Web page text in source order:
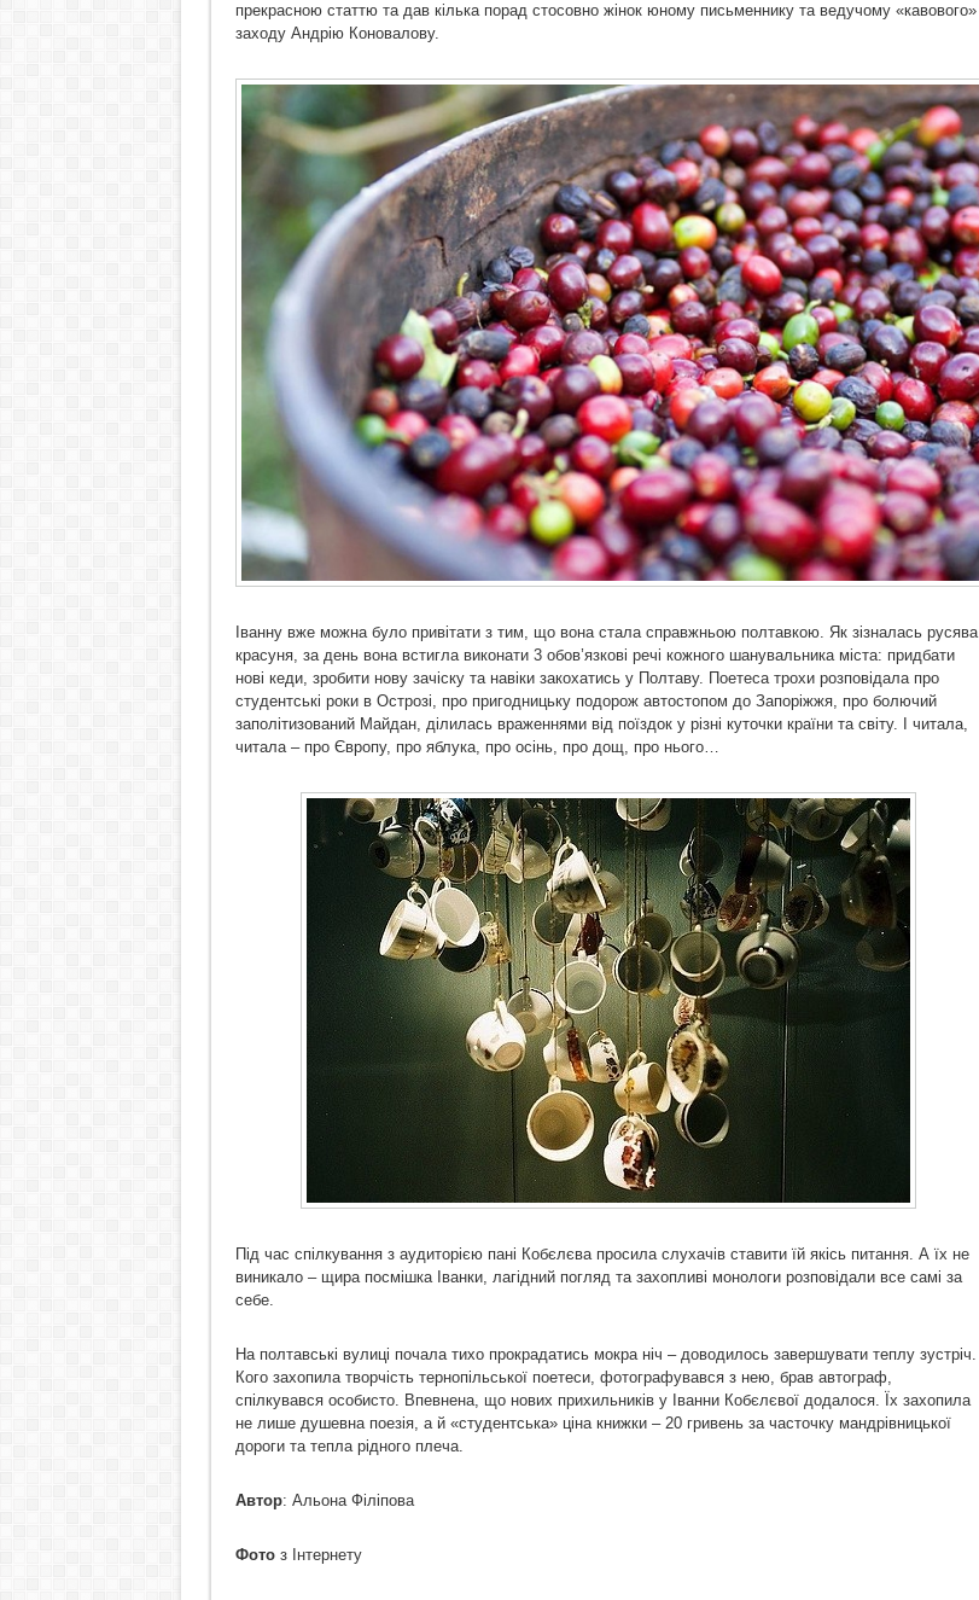
прекрасною статтю та дав кілька порад стосовно жінок юному письменнику та ведучому «кавового»
заходу Андрію Коновалову.
Іванну вже можна було привітати з тим, що вона стала справжньою полтавкою. Як зізналась русява
красуня, за день вона встигла виконати 3 обов’язкові речі кожного шанувальника міста: придбати
нові кеди, зробити нову зачіску та навіки закохатись у Полтаву. Поетеса трохи розповідала про
студентські роки в Острозі, про пригодницьку подорож автостопом до Запоріжжя, про болючий
заполітизований Майдан, ділилась враженнями від поїздок у різні куточки країни та світу. І читала,
читала – про Європу, про яблука, про осінь, про дощ, про нього…
Під час спілкування з аудиторією пані Кобєлєва просила слухачів ставити їй якісь питання. А їх не
виникало – щира посмішка Іванки, лагідний погляд та захопливі монологи розповідали все самі за
себе.
На полтавські вулиці почала тихо прокрадатись мокра ніч – доводилось завершувати теплу зустріч.
Кого захопила творчість тернопільської поетеси, фотографувався з нею, брав автограф,
спілкувався особисто. Впевнена, що нових прихильників у Іванни Кобєлєвої додалося. Їх захопила
не лише душевна поезія, а й «студентська» ціна книжки – 20 гривень за часточку мандрівницької
дороги та тепла рідного плеча.
Автор: Альона Філіпова
Фотоз Інтернету